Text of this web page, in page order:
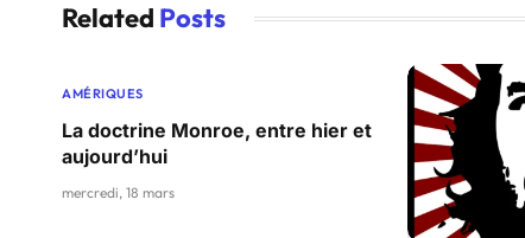
Related Posts
AMÉRIQUES
La doctrine Monroe, entre hier et
aujourd’hui
mercredi, 18 mars